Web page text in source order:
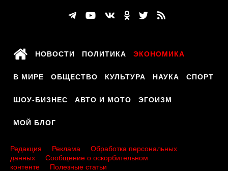
НОВОСТИ ПОЛИТИКА ЭКОНОМИКА
В МИРЕ ОБЩЕСТВО КУЛЬТУРА НАУКА СПОРТ
ШОУ-БИЗНЕС АВТО И МОТО ЭГОИЗМ
МОЙ БЛОГ
Редакция Реклама
Обработка персональных
данных
Сообщение о оскорбительном
контенте
Полезные статьи